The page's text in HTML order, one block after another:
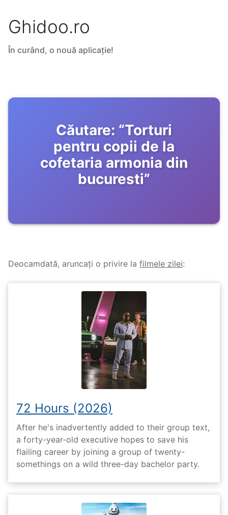
Ghidoo.ro
În curând, o nouă aplicație!
Căutare: “Torturi
pentru copii de la
cofetaria armonia din
bucuresti”
Deocamdată, aruncați o privire la filmele zilei:
72 Hours (2026)
After he's inadvertently added to their group text,
a forty-year-old executive hopes to save his
flailing career by joining a group of twenty-
somethings on a wild three-day bachelor party.